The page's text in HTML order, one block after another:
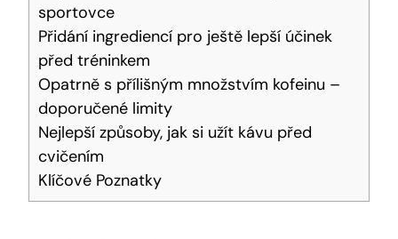
sportovce
Přidání ingrediencí pro ještě lepší ‍účinek
před tréninkem
Opatrně s přílišným množstvím kofeinu –
doporučené limity
Nejlepší způsoby, ⁤jak si užít kávu před
cvičením
Klíčové Poznatky